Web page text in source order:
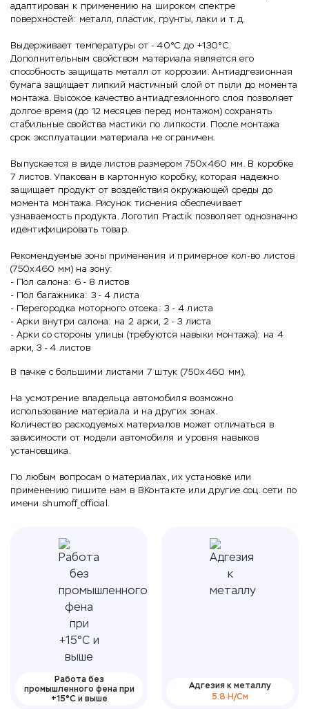
адаптирован к применению на широком спектре
поверхностей: металл, пластик, грунты, лаки и т.д.
Выдерживает температуры от - 40°С до +130°С.
Дополнительным свойством материала является его
способность защищать металл от коррозии. Антиадгезионная
бумага защищает липкий мастичный слой от пыли до момента
монтажа. Высокое качество антиадгезионного слоя позволяет
долгое время (до 12 месяцев перед монтажом) сохранять
стабильные свойства мастики по липкости. После монтажа
срок эксплуатации материала не ограничен.
Выпускается в виде листов размером 750х460 мм. В коробке
7 листов. Упакован в картонную коробку, которая надежно
защищает продукт от воздействия окружающей среды до
момента монтажа. Рисунок тиснения обеспечивает
узнаваемость продукта. Логотип Practik позволяет однозначно
идентифицировать товар.
Рекомендуемые зоны применения и примерное кол-во листов
(750х460 мм) на зону:
- Пол салона: 6 - 8 листов
- Пол багажника: 3 - 4 листа
- Перегородка моторного отсека: 3 - 4 листа
- Арки внутри салона: на 2 арки, 2 - 3 листа
- Арки со стороны улицы (требуются навыки монтажа): на 4
арки, 3 - 4 листов
В пачке с большими листами 7 штук (750х460 мм).
На усмотрение владельца автомобиля возможно
использование материала и на других зонах.
Количество расходуемых материалов может отличаться в
зависимости от модели автомобиля и уровня навыков
установщика.
По любым вопросам о материалах, их установке или
применению пишите нам в ВКонтакте или другие соц. сети по
имени shumoff_official.
Работа без
промышленного фена при
+15°С и выше
Адгезия к металлу
5.8 Н/См